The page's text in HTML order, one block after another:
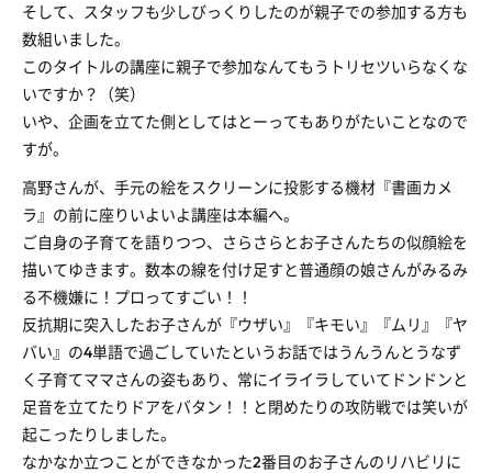
そして、スタッフも少しびっくりしたのが親子での参加する方も
数組いました。
このタイトルの講座に親子で参加なんてもうトリセツいらなくな
いですか？（笑）
いや、企画を立てた側としてはとーってもありがたいことなので
すが。
高野さんが、手元の絵をスクリーンに投影する機材『書画カメ
ラ』の前に座りいよいよ講座は本編へ。
ご自身の子育てを語りつつ、さらさらとお子さんたちの似顔絵を
描いてゆきます。数本の線を付け足すと普通顔の娘さんがみるみ
る不機嫌に！プロってすごい！！
反抗期に突入したお子さんが『ウザい』『キモい』『ムリ』『ヤ
バい』の4単語で過ごしていたというお話ではうんうんとうなず
く子育てママさんの姿もあり、常にイライラしていてドンドンと
足音を立てたりドアをバタン！！と閉めたりの攻防戦では笑いが
起こったりしました。
なかなか立つことができなかった2番目のお子さんのリハビリに